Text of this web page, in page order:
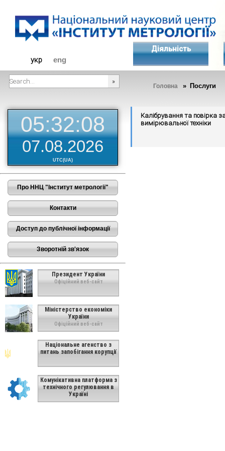
укр eng
Діяльність
Головна » Послуги
05:32:08
07.08.2026
UTC(UA)
Про ННЦ "Інститут метрології"
Контакти
Доступ до публічної інформації
Зворотній зв'язок
Президент України
Офіційний веб-сайт
Міністерство економіки
України
Офіційний веб-сайт
Національне агенство з
питань запобігання корупції
Комунікативна платформа з
технічного регулювання в
Україні
Калібрування та повірка
вимірювальної техніки